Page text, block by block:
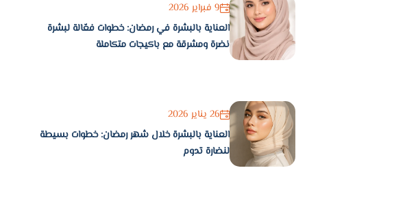
9 فبراير 2026
العناية بالبشرة في رمضان: خطوات فعّالة لبشرة
نضرة ومشرقة مع باكيجات متكاملة
26 يناير 2026
العناية بالبشرة خلال شهر رمضان: خطوات بسيطة
لنضارة تدوم